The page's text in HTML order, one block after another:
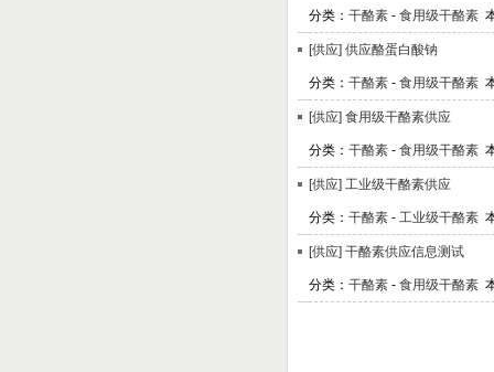
分类： 干酪素 - 食用级干酪素
[供应] 供应酪蛋白酸钠
分类： 干酪素 - 食用级干酪素
[供应] 食用级干酪素供应
分类： 干酪素 - 食用级干酪素
[供应] 工业级干酪素供应
分类： 干酪素 - 工业级干酪素
[供应] 干酪素供应信息测试
分类： 干酪素 - 食用级干酪素